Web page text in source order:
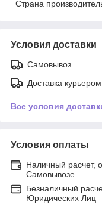
Страна
Условия доставки
Самовывоз
Доставка курьером
Все условия
Условия оплаты
Наличный расчет,
Самовывозе
Безналичный
Юридических Лиц